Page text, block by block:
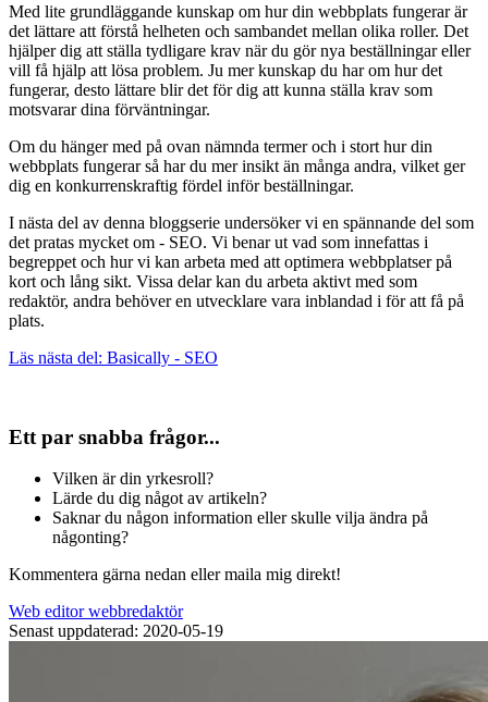
Med lite grundläggande kunskap om hur din webbplats fungerar är
det lättare att förstå helheten och sambandet mellan olika roller. Det
hjälper dig att ställa tydligare krav när du gör nya beställningar eller
vill få hjälp att lösa problem. Ju mer kunskap du har om hur det
fungerar, desto lättare blir det för dig att kunna ställa krav som
motsvarar dina förväntningar.
Om du hänger med på ovan nämnda termer och i stort hur din
webbplats fungerar så har du mer insikt än många andra, vilket ger
dig en konkurrenskraftig fördel inför beställningar.
I nästa del av denna bloggserie undersöker vi en spännande del som
det pratas mycket om - SEO. Vi benar ut vad som innefattas i
begreppet och hur vi kan arbeta med att optimera webbplatser på
kort och lång sikt. Vissa delar kan du arbeta aktivt med som
redaktör, andra behöver en utvecklare vara inblandad i för att få på
plats.
Läs nästa del: Basically - SEO
Ett par snabba frågor...
Vilken är din yrkesroll?
Lärde du dig något av artikeln?
Saknar du någon information eller skulle vilja ändra på
någonting?
Kommentera gärna nedan eller maila mig direkt!
Web editorwebbredaktör
Senast uppdaterad: 2020-05-19